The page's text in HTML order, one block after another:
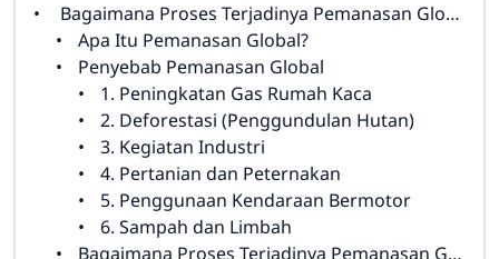
Bagaimana Proses Terjadinya Pemanasan Global?
Apa Itu Pemanasan Global?
Penyebab Pemanasan Global
1. Peningkatan Gas Rumah Kaca
2. Deforestasi (Penggundulan Hutan)
3. Kegiatan Industri
4. Pertanian dan Peternakan
5. Penggunaan Kendaraan Bermotor
6. Sampah dan Limbah
Bagaimana Proses Terjadinya Pemanasan Global?